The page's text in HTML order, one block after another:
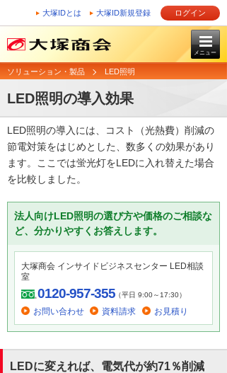
大塚IDとは 大塚ID新規登録 ログイン
メニュー
ソリューション・製品 LED照明
LED照明の導入効果
LED照明の導入には、コスト（光熱費）削減の
節電対策をはじめとした、数多くの効果があり
ます。ここでは蛍光灯をLEDに入れ替えた場合
を比較しました。
法人向けLED照明の選び方や価格のご相談な
ど、分かりやすくお答えします。
大塚商会 インサイドビジネスセンター LED相談
室
0120-957-355（平日 9:00～17:30）
お問い合わせ 資料請求 お見積り
LEDに変えれば、電気代が約71％削減